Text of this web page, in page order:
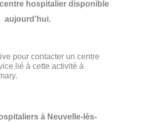
hospitalier disponible
aujourd’hui.
pour contacter un centre
lié à cette activité à
à Neuvelle-lès-